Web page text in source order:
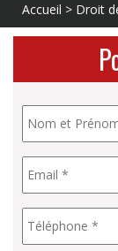
Accueil > Droit